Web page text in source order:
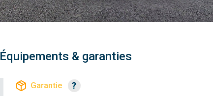
Équipements & garanties
Garantie